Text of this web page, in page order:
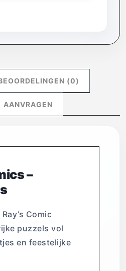
(0)
AANVRAGEN
–
Comic
puzzels vol
en feestelijke